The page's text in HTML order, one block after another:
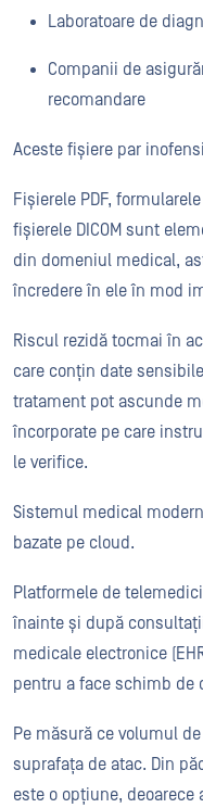
Laboratoare de
Companii de
recomandare
Aceste fișiere par
Fișierele PDF,
fișierele DICOM sunt
din domeniul medical,
încredere în ele în mod
Riscul rezidă tocmai în
care conțin date
tratament pot ascunde
încorporate pe care
le verifice.
Sistemul medical
bazate pe cloud.
Platformele de
înainte și după
medicale electronice
pentru a face schimb de
Pe măsură ce volumul
suprafața de atac. Din
este o opțiune,